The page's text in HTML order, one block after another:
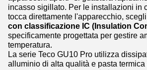
incasso sigillato. Per le installazioni in
tocca direttamente l'apparecchio,
con classificazione IC (Insulation
specificamente progettata per gestire
temperatura.
La serie Teco GU10 Pro utilizza
alluminio di alta qualità e pasta termica